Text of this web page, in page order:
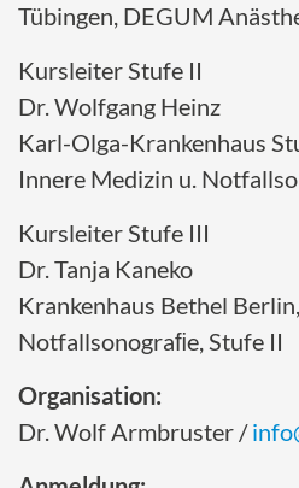
Tübingen, DEGUM
Kursleiter Stufe II
Dr. Wolfgang Heinz
Karl-Olga-Krankenhaus
Innere Medizin u.
Kursleiter Stufe III
Dr. Tanja Kaneko
Krankenhaus Bethel
Notfallsonograﬁe, Stufe II
Organisation:
Dr. Wolf Armbruster /